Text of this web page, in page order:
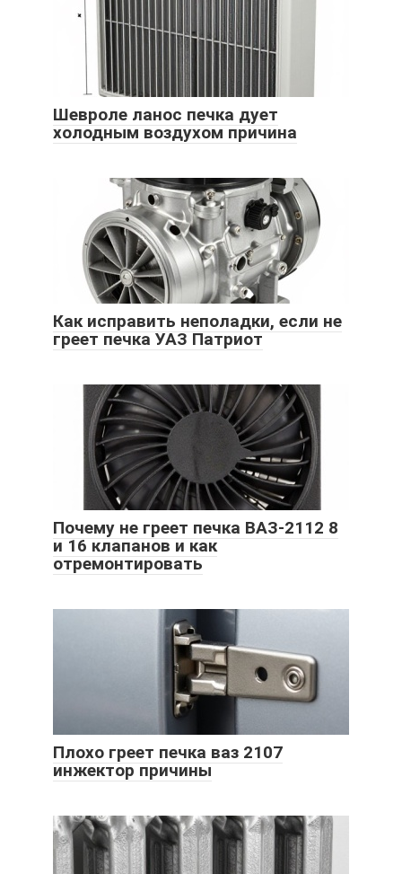
Шевроле ланос печка дует
холодным воздухом причина
Как исправить неполадки, если не
греет печка УАЗ Патриот
Почему не греет печка ВАЗ-2112 8
и 16 клапанов и как
отремонтировать
Плохо греет печка ваз 2107
инжектор причины